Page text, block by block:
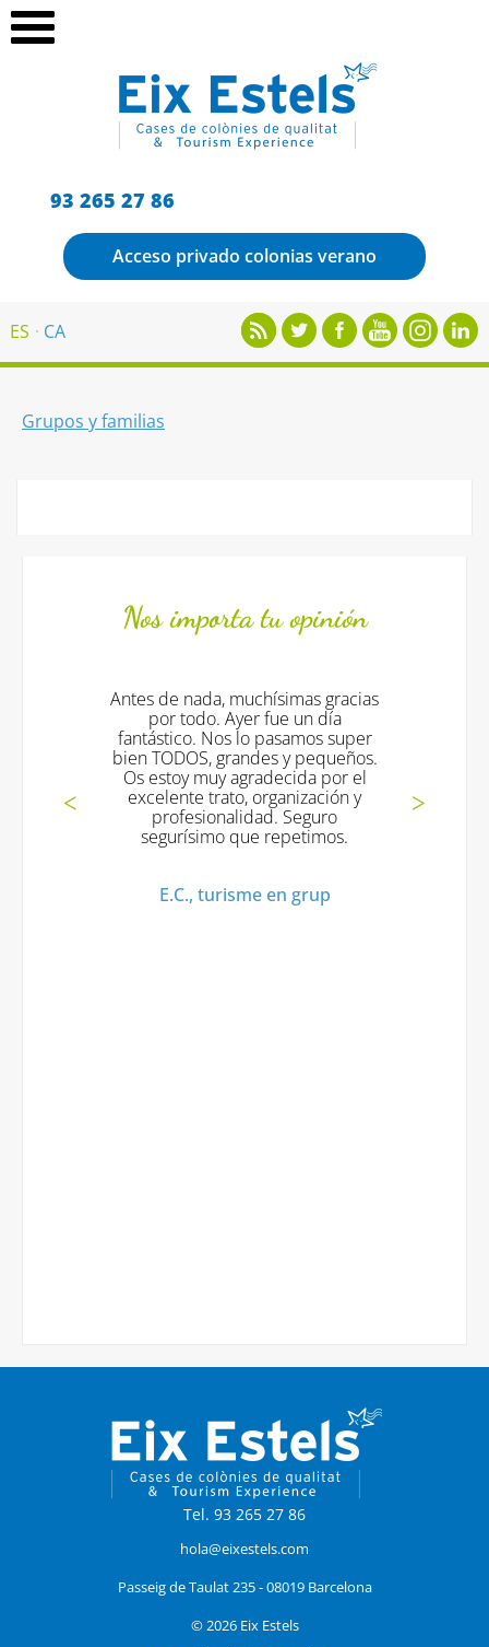
93 265 27 86
Acceso privado colonias verano
ES CA
Grupos y familias
Nos importa tu opinión
Antes de nada, muchísimas gracias
por todo. Ayer fue un día
fantástico. Nos lo pasamos super
bien TODOS, grandes y pequeños.
Os estoy muy agradecida por el
excelente trato, organización y
profesionalidad. Seguro
segurísimo que repetimos.
E.C., turisme en grup
Tel. 93 265 27 86
hola@eixestels.com
Passeig de Taulat 235 - 08019 Barcelona
© 2026 Eix Estels